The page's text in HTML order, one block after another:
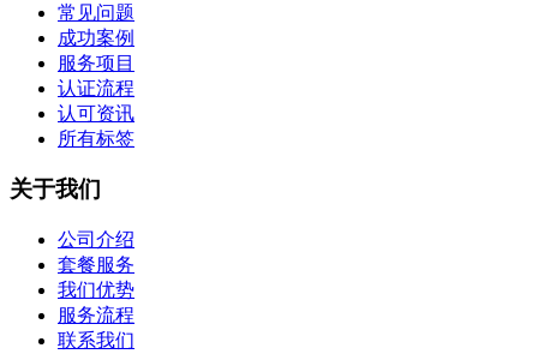
常见问题
成功案例
服务项目
认证流程
认可资讯
所有标签
关于我们
公司介绍
套餐服务
我们优势
服务流程
联系我们